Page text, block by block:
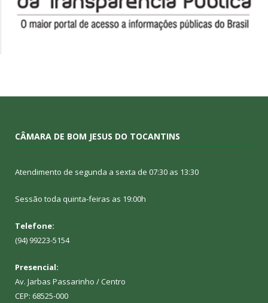
CÂMARA DE BOM JESUS DO TOCANTINS
Atendimento de segunda a sexta de 07:30 as 13:30
Sessão toda quinta-feiras as 19:00h
Telefone:
(94) 99223-5154
Presencial:
Av. Jarbas Passarinho / Centro
CEP: 68525-000